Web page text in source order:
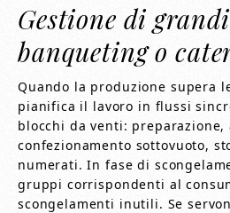
Gestione di
banqueting o
Quando la produzione supera
pianifica il lavoro in flussi
blocchi da venti: preparazione,
confezionamento sottovuoto,
numerati. In fase di
gruppi corrispondenti al
scongelamenti inutili. Se